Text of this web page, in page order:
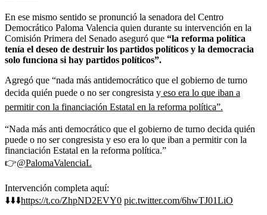
En ese mismo sentido se pronunció la senadora del Centro
Democrático Paloma Valencia quien durante su intervención en la
Comisión Primera del Senado aseguró que “la reforma política
tenía el deseo de destruir los partidos políticos y la democracia
solo funciona si hay partidos políticos”.
Agregó que “nada más antidemocrático que el gobierno de turno
decida quién puede o no ser congresista y eso era lo que iban a
permitir con la financiación Estatal en la reforma política”.
“Nada más anti democrático que el gobierno de turno decida quién
puede o no ser congresista y eso era lo que iban a permitir con la
financiación Estatal en la reforma política.”
👉@PalomaValenciaL
Intervención completa aquí:
⬇️⬇️⬇️https://t.co/ZhpND2EVY0 pic.twitter.com/6hwTJ01LiO